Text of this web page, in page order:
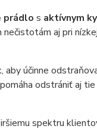
prádlo s aktívnym
aj pri
účinne
odstrániť aj
spektru